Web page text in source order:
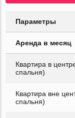
Параметры
Аренда в месяц
Квартира в
спальня)
Квартира вне
спальня)